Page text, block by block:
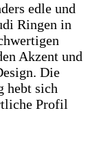
edle und
Ringen in
Akzent und
Die
hebt sich
Profil